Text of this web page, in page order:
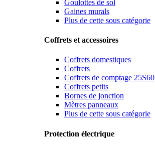
Goulottes de sol
Gaines murals
Plus de cette sous catégorie
Coffrets et accessoires
Coffrets domestiques
Coffrets
Coffrets de comptage 25S60
Coffrets petits
Bornes de jonction
Mètres panneaux
Plus de cette sous catégorie
Protection électrique